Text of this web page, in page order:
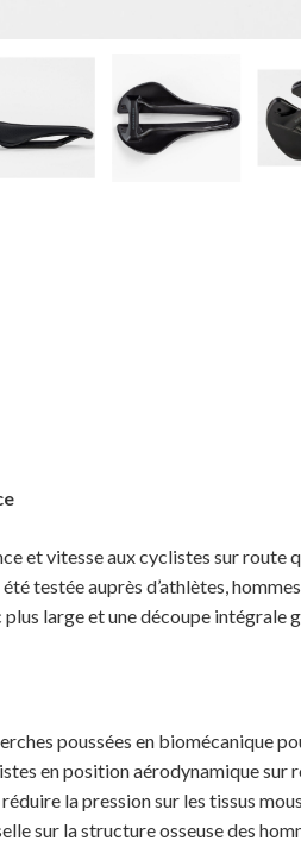
et vitesse aux cyclistes sur route
testée auprès d’athlètes,
large et une découpe
poussées en biomécanique
en position aérodynamique sur
la pression sur les tissus
sur la structure osseuse des